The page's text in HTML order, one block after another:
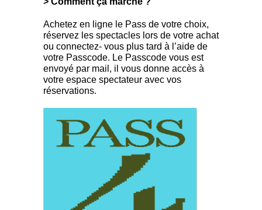
Achetez en ligne le Pass de votre choix,
réservez les spectacles lors de votre achat
ou connectez- vous plus tard à l’aide de
votre Passcode. Le Passcode vous est
envoyé par mail, il vous donne accès à
votre espace spectateur avec vos
réservations.